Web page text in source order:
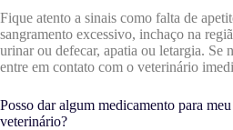
Fique atento a sinais como falta de
sangramento excessivo, inchaço na
urinar ou defecar, apatia ou letargia. Se
entre em contato com o veterinário
Posso dar algum medicamento para
veterinário?